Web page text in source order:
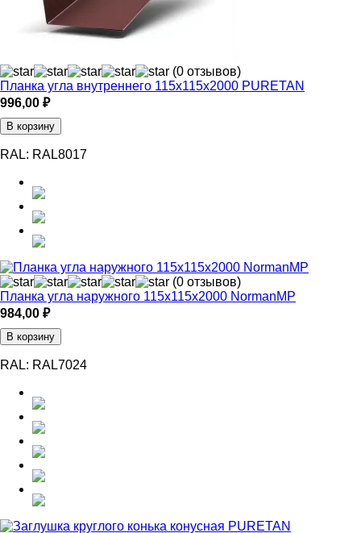
(0 отзывов)
Планка угла внутреннего 115х115х2000 PURETAN
996,00 ₽
В корзину
RAL: RAL8017
(0 отзывов)
Планка угла наружного 115х115х2000 NormanMP
984,00 ₽
В корзину
RAL: RAL7024